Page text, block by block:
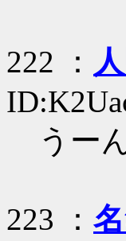
222 ：
うー
223 ：